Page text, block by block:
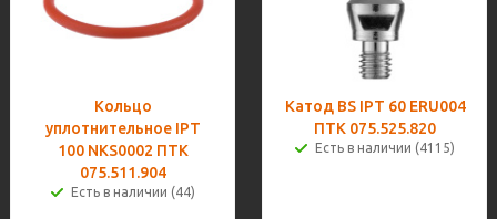
Кольцо
уплотнительное IPT
100 NKS0002 ПТК
075.511.904
Есть в наличии (44)
Катод BS IPT 60 ERU004
ПТК 075.525.820
Есть в наличии (4115)